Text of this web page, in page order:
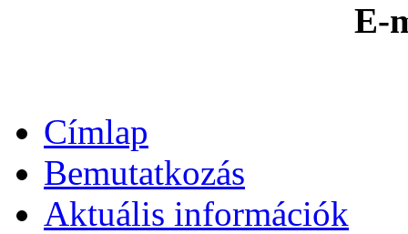
E-
Címlap
Bemutatkozás
Aktuális információk